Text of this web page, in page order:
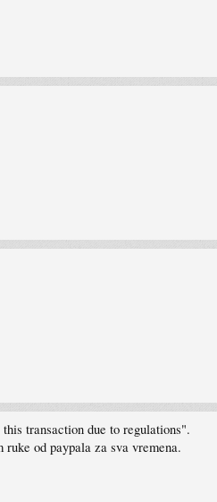
transaction due to regulations".
od paypala za sva vremena.